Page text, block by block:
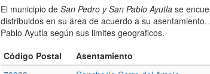
El municipio de San Pedro y San Pablo Ayutla se
distribuidos en su área de acuerdo a su
Pablo Ayutla según sus limites geograficos.
Código Postal
Asentamiento